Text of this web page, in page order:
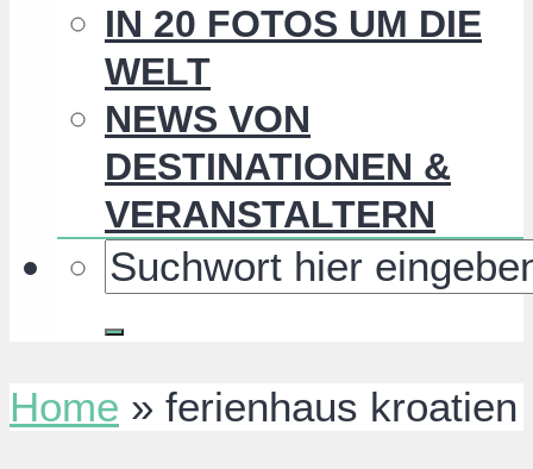
IN 20 FOTOS UM DIE
WELT
NEWS VON
DESTINATIONEN &
VERANSTALTERN
Home » ferienhaus kroatien